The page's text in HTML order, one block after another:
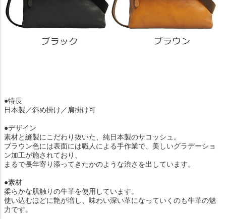
●特長
日本製／斜め掛け／肩掛け可
●デザイン
素材と縫製にこだわり抜いた、純日本製のサコッシュ。
ブラウン色には表面には職人による手作業で、美しいグラデーショ
ン加工が施されており、
まるで長年寄り添ってきたかのような渋さを出しています。
●素材
柔らかな肌触りの牛革を使用しています。
使い込むほどに艶が増し、味わい深い革になっていくのも牛革の魅
力です。